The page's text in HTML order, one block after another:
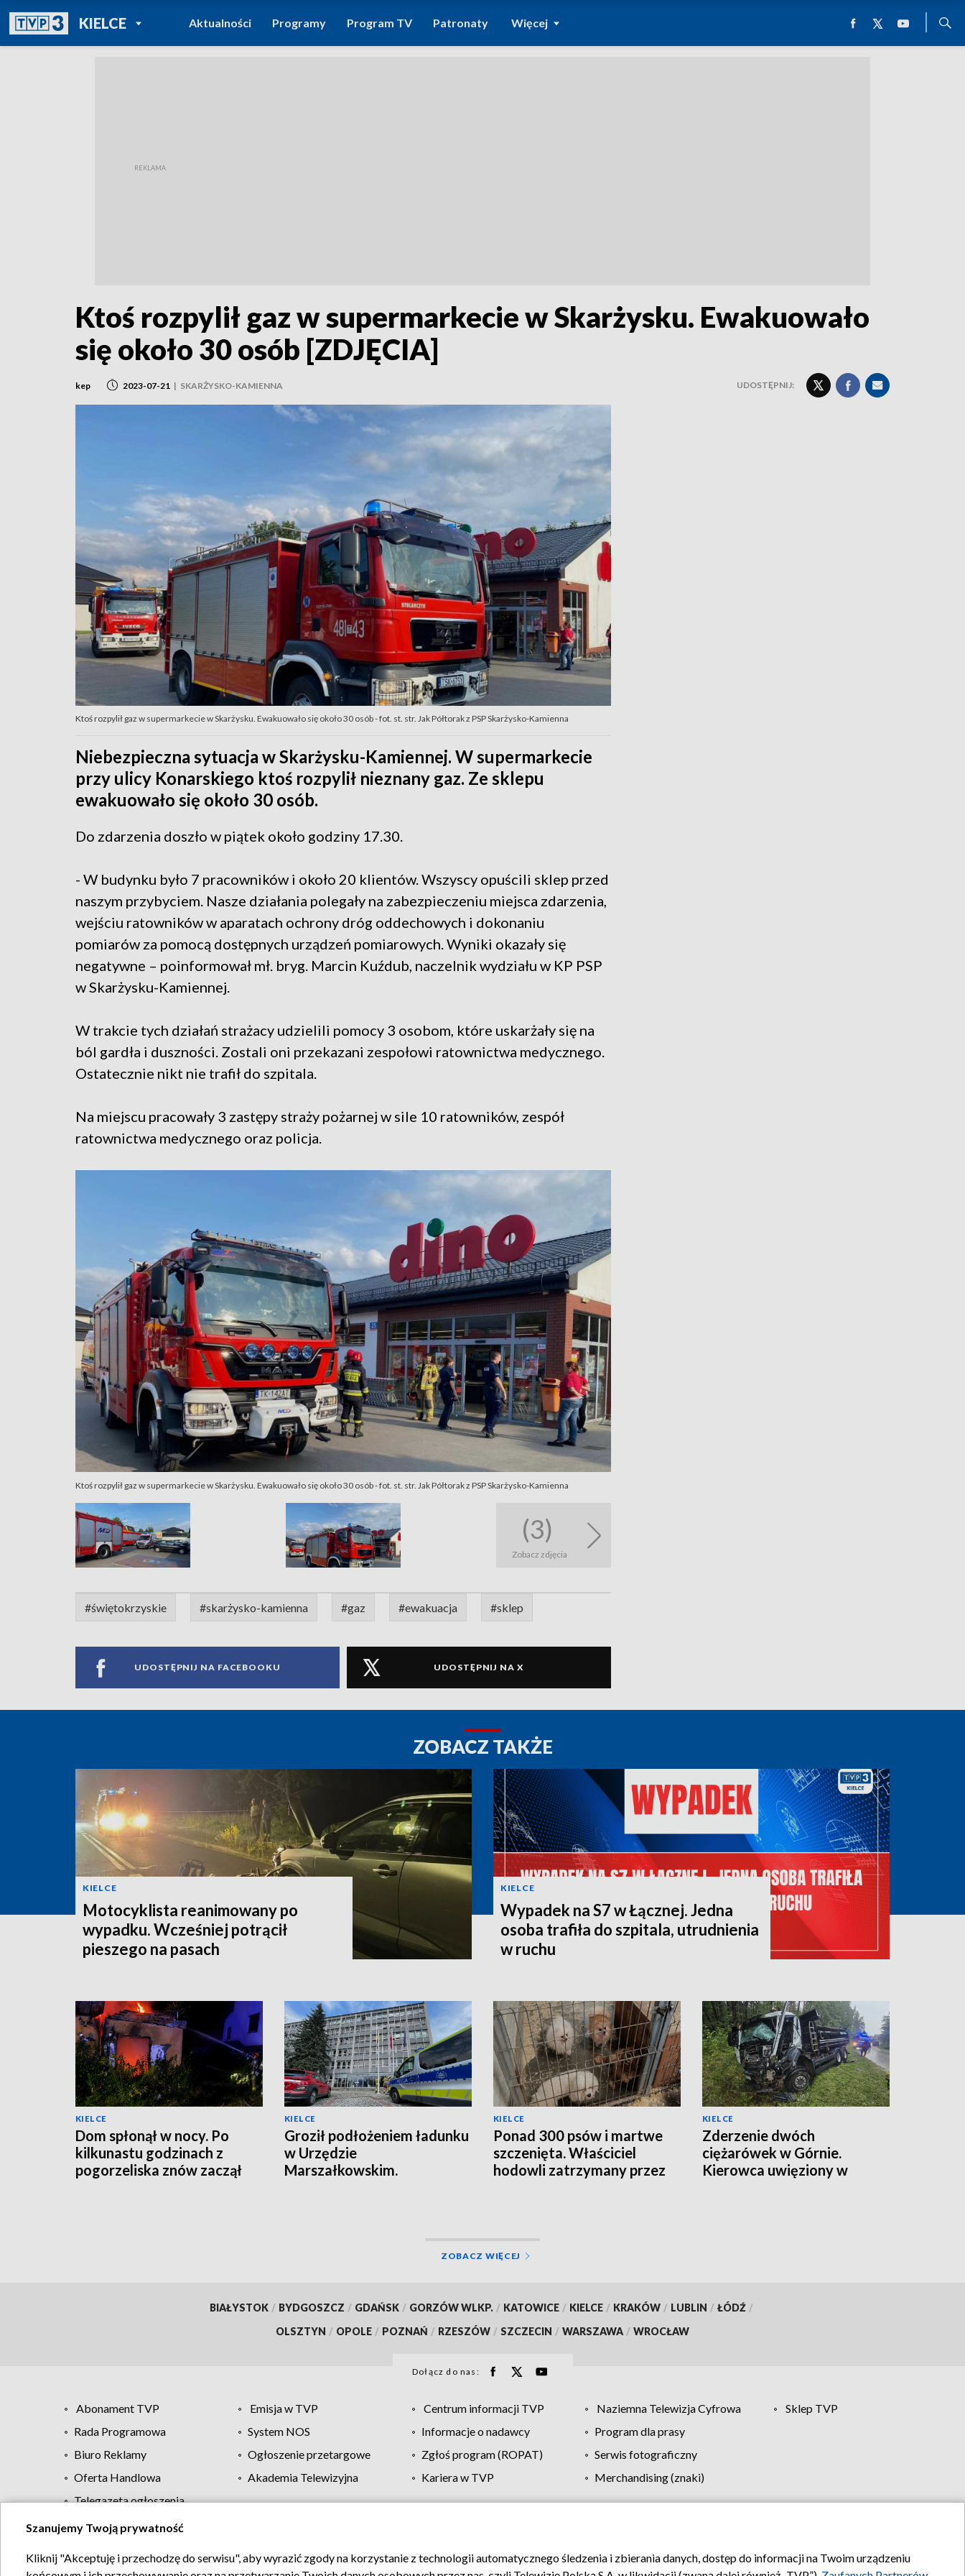
KIELCEPOWRÓT DO
TVP REGIONY
Aktualności Programy Program TV Patronaty Więcej
Ktoś rozpylił gaz w supermarkecie w Skarżysku. Ewakuowało
się około 30 osób [ZDJĘCIA]
kep 2023-07-21 | SKARŻYSKO-KAMIENNA UDOSTĘPNIJ:
Ktoś rozpylił gaz w supermarkecie w Skarżysku. Ewakuowało się około 30 osób - fot. st. str. Jak Półtorak z PSP Skarżysko-Kamienna
Niebezpieczna sytuacja w Skarżysku-Kamiennej. W supermarkecie
przy ulicy Konarskiego ktoś rozpylił nieznany gaz. Ze sklepu
ewakuowało się około 30 osób.
Do zdarzenia doszło w piątek około godziny 17.30.
- W budynku było 7 pracowników i około 20 klientów. Wszyscy opuścili sklep przed
naszym przybyciem. Nasze działania polegały na zabezpieczeniu miejsca zdarzenia,
wejściu ratowników w aparatach ochrony dróg oddechowych i dokonaniu
pomiarów za pomocą dostępnych urządzeń pomiarowych. Wyniki okazały się
negatywne – poinformował mł. bryg. Marcin Kuźdub, naczelnik wydziału w KP PSP
w Skarżysku-Kamiennej.
W trakcie tych działań strażacy udzielili pomocy 3 osobom, które uskarżały się na
ból gardła i duszności. Zostali oni przekazani zespołowi ratownictwa medycznego.
Ostatecznie nikt nie trafił do szpitala.
Na miejscu pracowały 3 zastępy straży pożarnej w sile 10 ratowników, zespół
ratownictwa medycznego oraz policja.
Ktoś rozpylił gaz w supermarkecie w Skarżysku. Ewakuowało się około 30 osób - fot. st. str. Jak Półtorak z PSP Skarżysko-Kamienna
(3)
Zobacz zdjęcia
#świętokrzyskie #skarżysko-kamienna #gaz #ewakuacja #sklep
UDOSTĘPNIJ NA FACEBOOKU UDOSTĘPNIJ NA X
ZOBACZ TAKŻE
KIELCE
Motocyklista reanimowany po
wypadku. Wcześniej potrącił
pieszego na pasach
KIELCE
Wypadek na S7 w Łącznej. Jedna
osoba trafiła do szpitala, utrudnienia
w ruchu
KIELCE
Dom spłonął w nocy. Po
kilkunastu godzinach z
pogorzeliska znów zaczął
KIELCE
Groził podłożeniem ładunku
w Urzędzie
Marszałkowskim.
KIELCE
Ponad 300 psów i martwe
szczenięta. Właściciel
hodowli zatrzymany przez
KIELCE
Zderzenie dwóch
ciężarówek w Górnie.
Kierowca uwięziony w
ZOBACZ WIĘCEJ
BIAŁYSTOK / BYDGOSZCZ / GDAŃSK / GORZÓW WLKP. / KATOWICE / KIELCE / KRAKÓW / LUBLIN / ŁÓDŹ /
OLSZTYN / OPOLE / POZNAŃ / RZESZÓW / SZCZECIN / WARSZAWA / WROCŁAW
Dołącz do nas:
Abonament TVP Emisja w TVP Centrum informacji TVP Naziemna Telewizja Cyfrowa
Sklep TVP
Rada Programowa
System NOS Informacje o nadawcy
Program dla prasy
Biuro Reklamy
Ogłoszenie przetargowe Zgłoś program (ROPAT)
Serwis fotograficzny
Oferta Handlowa
Akademia Telewizyjna Kariera w TVP
Merchandising (znaki)
Telegazeta ogłoszenia
Regulamin TVP Polityka prywatności Moje zgody Pomoc Biuro reklamy Kontakt
Szanujemy Twoją prywatność
Kliknij "Akceptuję i przechodzę do serwisu", aby wyrazić zgody na korzystanie z technologii automatycznego śledzenia i zbierania danych, dostęp do informacji na Twoim urządzeniu